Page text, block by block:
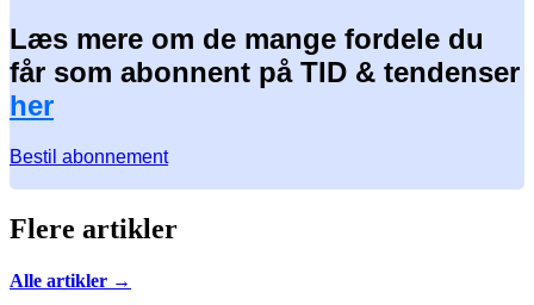
Læs mere om de mange fordele du
får som abonnent på TID & tendenser
her
Bestil abonnement
Flere artikler
Alle artikler →